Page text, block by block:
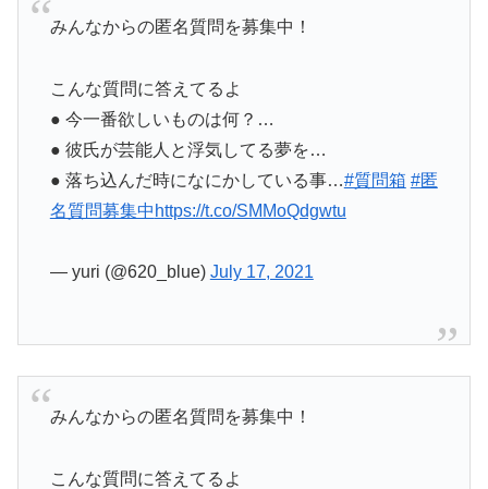
みんなからの匿名質問を募集中！
こんな質問に答えてるよ
● 今一番欲しいものは何？…
● 彼氏が芸能人と浮気してる夢を…
● 落ち込んだ時になにかしている事…#質問箱 #匿
名質問募集中 https://t.co/SMMoQdgwtu
— yuri (@620_blue) July 17, 2021
みんなからの匿名質問を募集中！
こんな質問に答えてるよ